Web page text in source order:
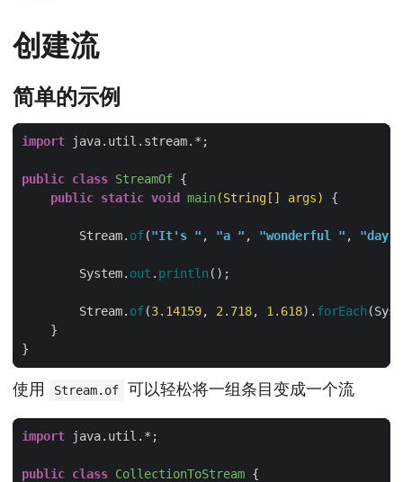
创建流
简单的示例
import
public class StreamOf
public static void main(String[] args)
        Stream.
of("It's " , "a " , "wonderful " , "day "
        System.
out . println
        Stream.
of(3. 14159, 2. 718, 1. 618). forEach
使用 Stream.of 可以轻松将一组条目变成一个流
import
public class CollectionToStream